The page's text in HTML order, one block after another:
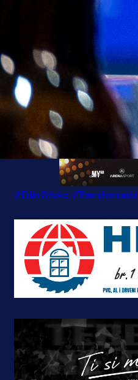
#Edin Džeko #Transfermarkt